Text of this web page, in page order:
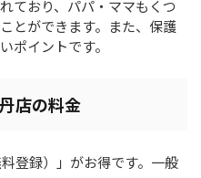
ており、パパ・ママもくつ
とができます。また、保護
ポイントです。
店の料金
登録）」がお得です。一般